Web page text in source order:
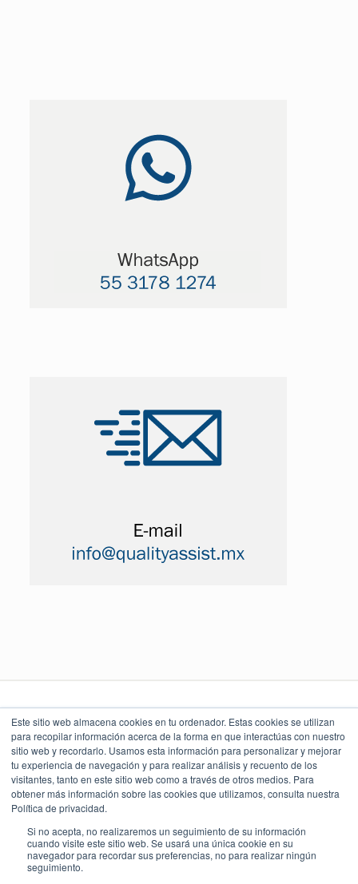
Este sitio web almacena cookies en tu ordenador. Estas cookies se utilizan
para recopilar información acerca de la forma en que interactúas con nuestro
sitio web y recordarlo. Usamos esta información para personalizar y mejorar
tu experiencia de navegación y para realizar análisis y recuento de los
visitantes, tanto en este sitio web como a través de otros medios. Para
obtener más información sobre las cookies que utilizamos, consulta nuestra
Política de privacidad.
Si no acepta, no realizaremos un seguimiento de su información
cuando visite este sitio web. Se usará una única cookie en su
navegador para recordar sus preferencias, no para realizar ningún
seguimiento.
LEGAL Y POLÍTICAS
Aviso Legal
Aviso de Privacidad
Política Ambiental
NUESTROS CLIENTES
Torre Índigo
Av. Paseo de la Reforma 373
55 5747 9100